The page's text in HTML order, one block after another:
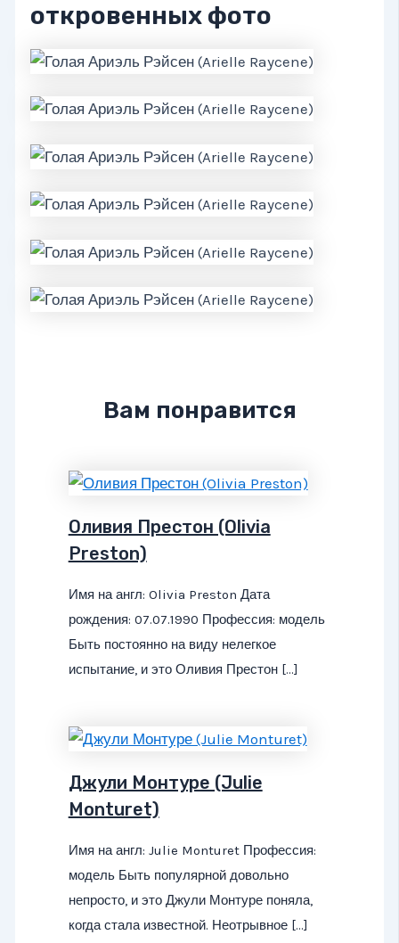
откровенных фото
Вам понравится
Оливия Престон (Olivia
Preston)
Имя на англ: Olivia Preston Дата
рождения: 07.07.1990 Профессия: модель
Быть постоянно на виду нелегкое
испытание, и это Оливия Престон […]
Джули Монтуре (Julie
Monturet)
Имя на англ: Julie Monturet Профессия:
модель Быть популярной довольно
непросто, и это Джули Монтуре поняла,
когда стала известной. Неотрывное […]